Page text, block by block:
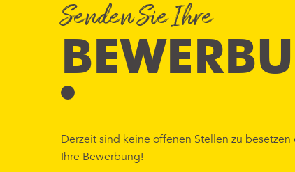
Senden Sie Ihre
Derzeit sind keine offenen Stellen zu
Ihre Bewerbung!